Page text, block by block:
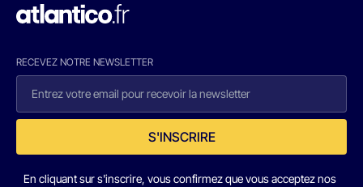
RECEVEZ NOTRE NEWSLETTER
S'INSCRIRE
En cliquant sur s'inscrire, vous confirmez que vous acceptez nos